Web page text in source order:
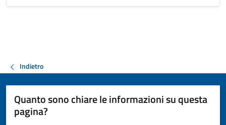
Indietro
Quanto sono chiare le informazioni su questa
pagina?